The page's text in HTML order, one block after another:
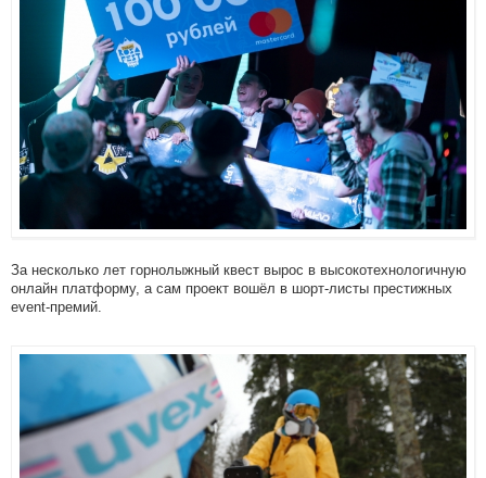
За несколько лет горнолыжный квест вырос в высокотехнологичную
онлайн платформу, а сам проект вошёл в шорт-листы престижных
event-премий.